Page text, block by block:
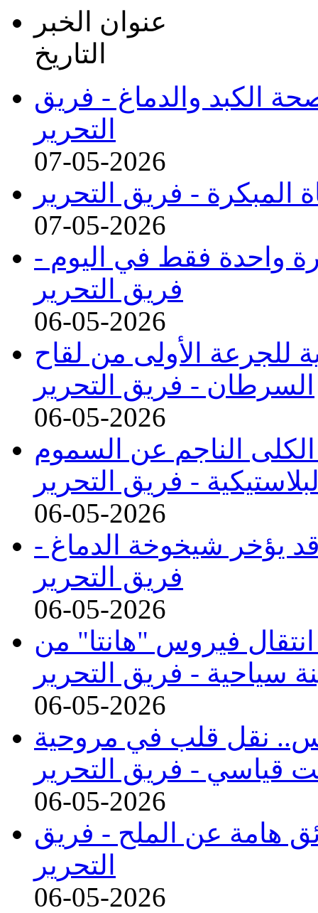
عنوان الخبر
التاريخ
الكبد والدماغ - فريق
التحرير
07-05-2026
المبكرة - فريق التحرير
07-05-2026
واحدة فقط في اليوم -
فريق التحرير
06-05-2026
للجرعة الأولى من لقاح
السرطان - فريق التحرير
06-05-2026
الناجم عن السموم
- فريق التحرير
06-05-2026
يؤخر شيخوخة الدماغ -
فريق التحرير
06-05-2026
فيروس "هانتا" من
سياحية - فريق التحرير
06-05-2026
نقل قلب في مروحية
قياسي - فريق التحرير
06-05-2026
هامة عن الملح - فريق
التحرير
06-05-2026